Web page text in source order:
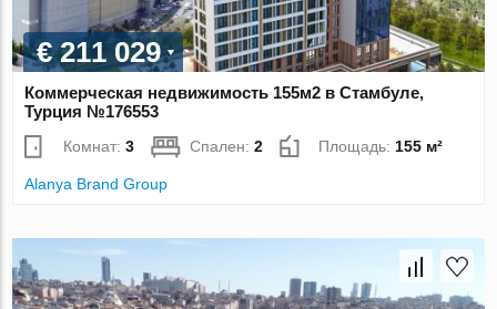
€ 211 029
Коммерческая недвижимость 155м2 в Стамбуле,
Турция №176553
Комнат:3 Спален:2 Площадь: 155 м²
Alanya Brand Group